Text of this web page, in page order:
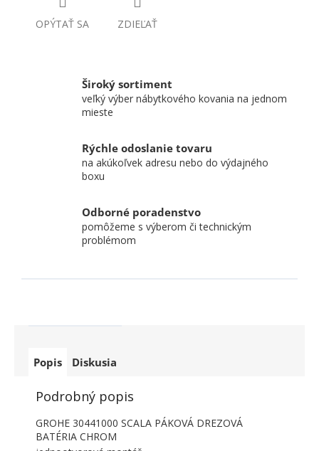
OPÝTAŤ SA ZDIEĽAŤ
Široký sortiment
veľký výber nábytkového kovania na jednom
mieste
Rýchle odoslanie tovaru
na akúkoľvek adresu nebo do výdajného
boxu
Odborné poradenstvo
pomôžeme s výberom či technickým
problémom
Popis Diskusia
Podrobný popis
GROHE 30441000 SCALA PÁKOVÁ DREZOVÁ
BATÉRIA CHROM